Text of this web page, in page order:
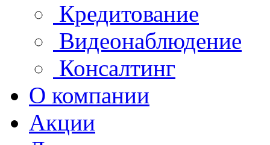
Кредитование
Видеонаблюдение
Консалтинг
О компании
Акции